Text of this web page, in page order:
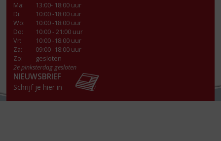
Ma:
13:00- 18:00 uur
Di:
10:00 -18:00 uur
Wo:
10:00 -18:00 uur
Do:
10:00 - 21:00 uur
Vr:
10:00 -18:00 uur
Za:
09:00 -18:00 uur
Zo:
gesloten
2e pinksterdag gesloten
NIEUWSBRIEF
Schrijf je hier in